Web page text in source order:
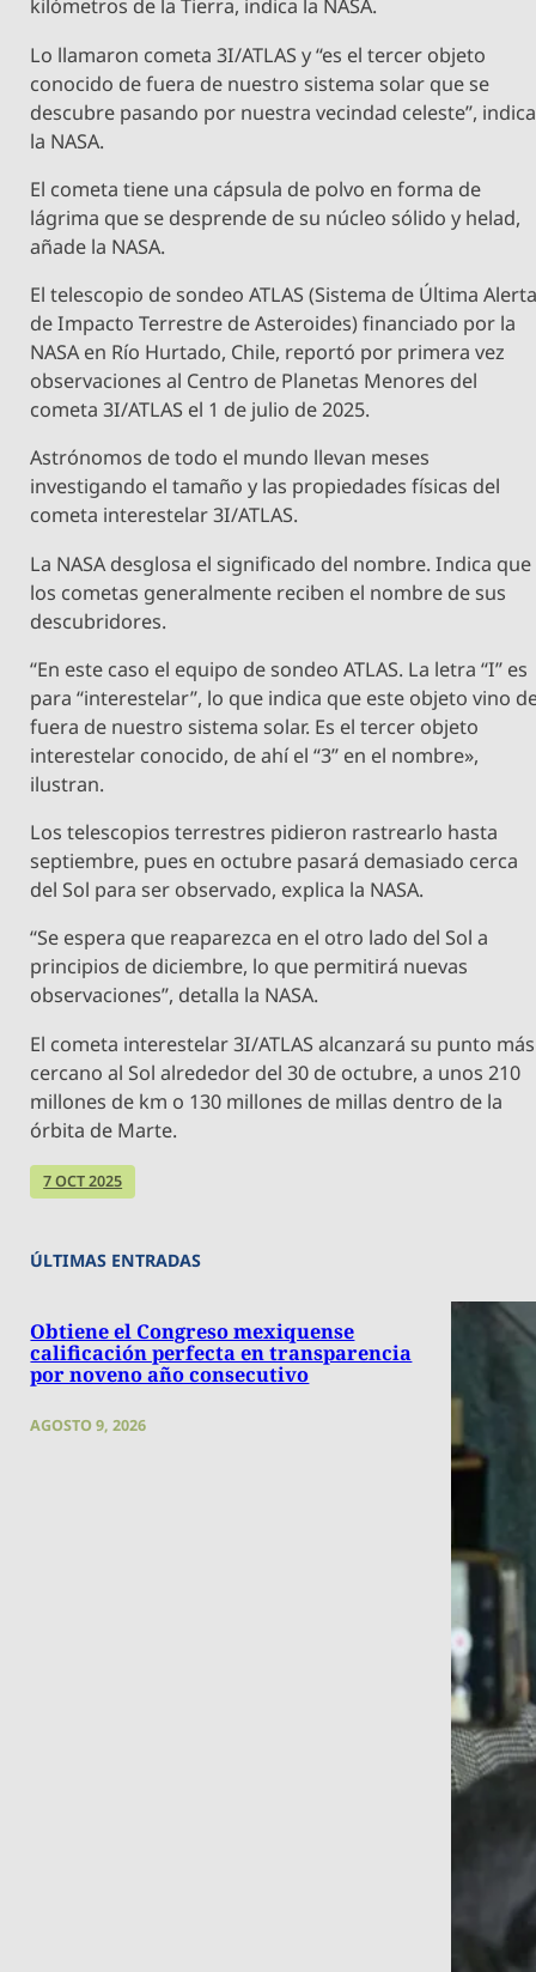
kilómetros de la Tierra, indica la NASA.
Lo llamaron cometa 3I/ATLAS y “es el tercer objeto
conocido de fuera de nuestro sistema solar que se
descubre pasando por nuestra vecindad celeste”, indica
la NASA.
El cometa tiene una cápsula de polvo en forma de
lágrima que se desprende de su núcleo sólido y helad,
añade la NASA.
El telescopio de sondeo ATLAS (Sistema de Última
de Impacto Terrestre de Asteroides) financiado por la
NASA en Río Hurtado, Chile, reportó por primera vez
observaciones al Centro de Planetas Menores del
cometa 3I/ATLAS el 1 de julio de 2025.
Astrónomos de todo el mundo llevan meses
investigando el tamaño y las propiedades físicas del
cometa interestelar 3I/ATLAS.
La NASA desglosa el significado del nombre. Indica que
los cometas generalmente reciben el nombre de sus
descubridores.
“En este caso el equipo de sondeo ATLAS. La letra “I” es
para “interestelar”, lo que indica que este objeto vino
fuera de nuestro sistema solar. Es el tercer objeto
interestelar conocido, de ahí el “3” en el nombre»,
ilustran.
Los telescopios terrestres pidieron rastrearlo hasta
septiembre, pues en octubre pasará demasiado cerca
del Sol para ser observado, explica la NASA.
“Se espera que reaparezca en el otro lado del Sol a
principios de diciembre, lo que permitirá nuevas
observaciones”, detalla la NASA.
El cometa interestelar 3I/ATLAS alcanzará su punto más
cercano al Sol alrededor del 30 de octubre, a unos 210
millones de km o 130 millones de millas dentro de la
órbita de Marte.
7 OCT 2025
ÚLTIMAS ENTRADAS
Obtiene el Congreso mexiquense
calificación perfecta en transparencia
por noveno año consecutivo
AGOSTO 9, 2026